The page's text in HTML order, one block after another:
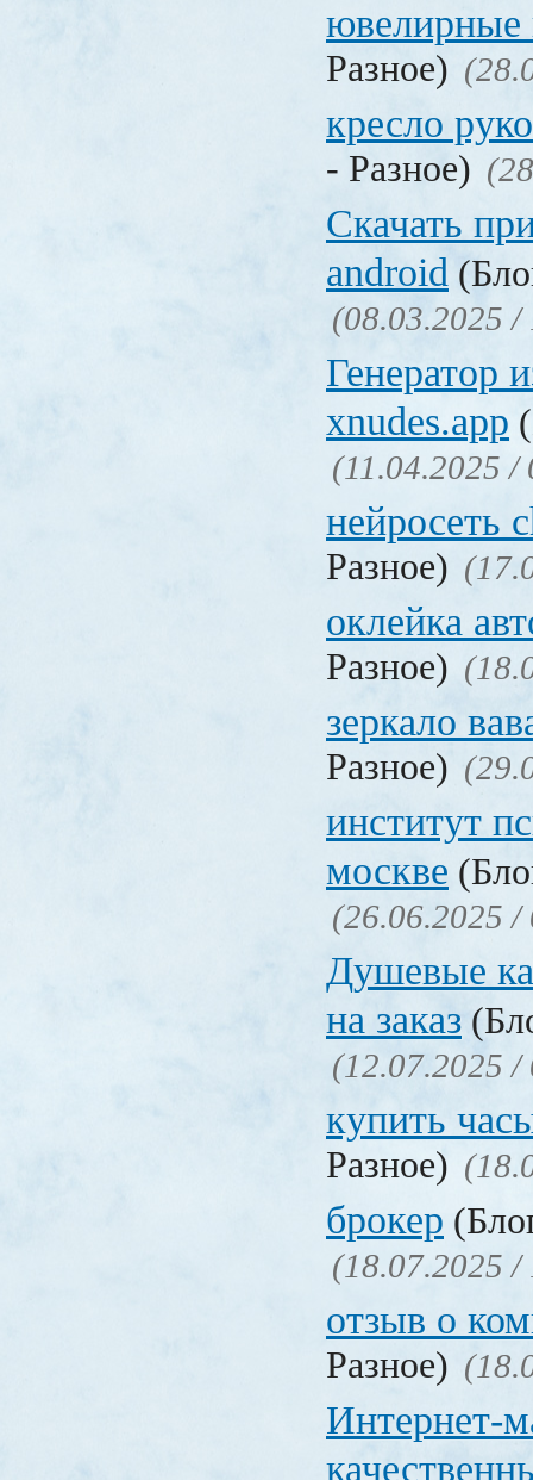
ювелирные
Разное)
кресло
- Разное)
Скачать
android
(08.03.2025 /
Генератор
xnudes.app
(11.04.2025 /
нейросеть
Разное)
оклейка
Разное)
зеркало
Разное)
институт
москве
(26.06.2025 /
Душевые
на заказ
(12.07.2025 /
купить
Разное)
брокер
(18.07.2025 /
отзыв о
Разное)
Интернет-